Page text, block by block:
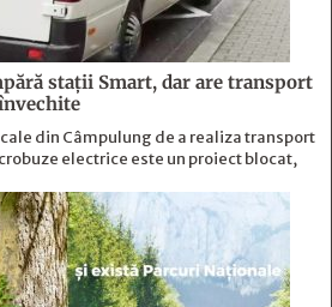
staţii Smart, dar are transport
din Câmpulung de a realiza transport
electrice este un proiect blocat,